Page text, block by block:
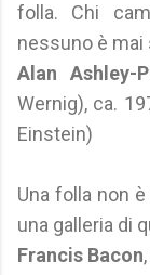
folla. Chi
nessuno è mai
Alan Ashley-
Wernig), ca.
Einstein)
Una folla non
una galleria di
Francis Bacon